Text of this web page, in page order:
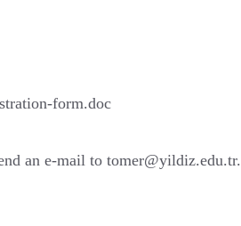
form.doc
an e-mail to tomer@yildiz.edu.tr.